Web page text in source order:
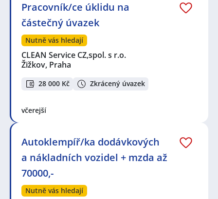
Pracovník/ce úklidu na
částečný úvazek
Nutně vás hledají
CLEAN Service CZ,spol. s r.o.
Žižkov, Praha
28 000 Kč Zkrácený úvazek
včerejší
Autoklempíř/ka dodávkových
a nákladních vozidel + mzda až
70000,-
Nutně vás hledají